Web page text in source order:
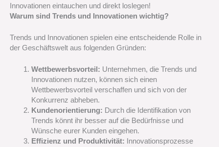
Innovationen eintauchen und direkt loslegen!
Warum sind Trends und Innovationen wichtig?
Trends und Innovationen spielen eine entscheidende Rolle in
der Geschäftswelt aus folgenden Gründen:
Wettbewerbsvorteil: Unternehmen, die Trends und
Innovationen nutzen, können sich einen
Wettbewerbsvorteil verschaffen und sich von der
Konkurrenz abheben.
Kundenorientierung: Durch die Identifikation von
Trends könnt ihr besser auf die Bedürfnisse und
Wünsche eurer Kunden eingehen.
Effizienz und Produktivität: Innovationsprozesse